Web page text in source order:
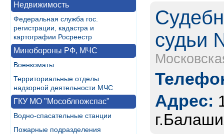
Недвижимость
Федеральная служба гос.
регистрации, кадастра и
картографии Росреестр
Минобороны РФ, МЧС
Военкоматы
Территориальные отделы
надзорной деятельности МЧС
ГКУ МО "Мособлпожспас"
Водно-спасательные станции
Пожарные подразделения
судьи
Адрес: